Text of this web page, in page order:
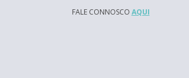
FALE CONNOSCO AQUI